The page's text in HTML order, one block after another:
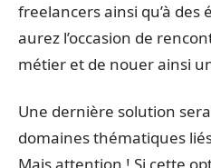
freelancers ainsi qu’à
aurez l’occasion de
métier et de nouer ainsi
Une dernière solution
domaines thématiques
Mais attention ! Si cette